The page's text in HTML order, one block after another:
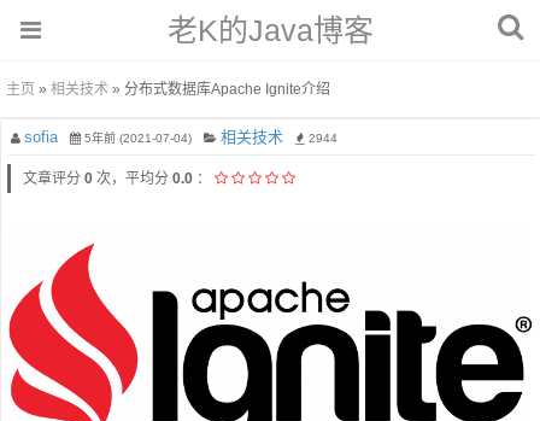
老K的Java博客
主页 » 相关技术 » 分布式数据库Apache Ignite介绍
sofia 5年前 (2021-07-04) 相关技术 2944
文章评分 0 次，平均分 0.0 ：